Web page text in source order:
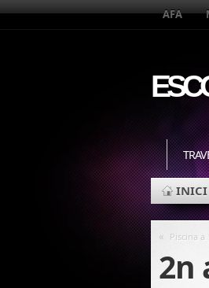
AFA
INICI
« Piscina
2n